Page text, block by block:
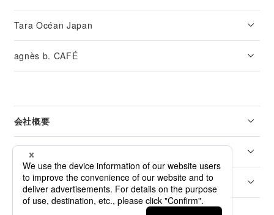
Tara Océan Japan
agnès b. CAFÉ
会社概要
リーガル
カスタマーサービス